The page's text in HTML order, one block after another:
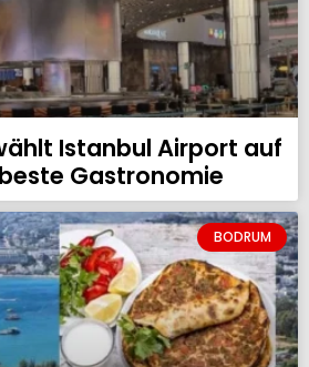
Istanbul Airport auf
Gastronomie
BODRUM